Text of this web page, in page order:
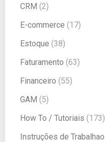
CRM (2)
E-commerce (17)
Estoque (38)
Faturamento (63)
Financeiro (55)
GAM (5)
How To / Tutoriais (173)
Instruções de Trabalhao